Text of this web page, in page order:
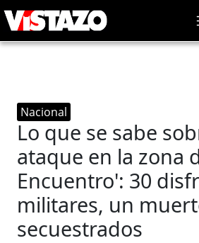
Nacional
Lo que se sabe
ataque en la zona
Encuentro': 30
militares, un
secuestrados